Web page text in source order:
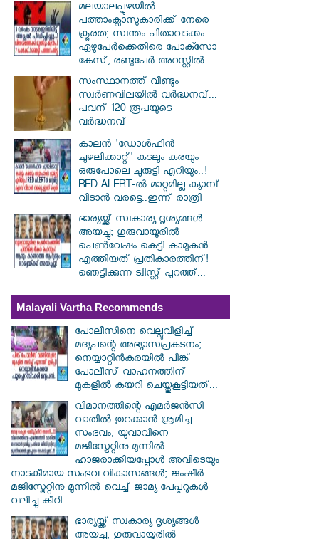
മലയാലപ്പുഴയിൽ
പത്താംക്ലാസുകാരിക്ക് നേരെ
ക്രൂരത; സ്വന്തം പിതാവടക്കം
ഏഴുപേർക്കെതിരെ പോക്സോ
കേസ്, രണ്ടുപേർ അറസ്റ്റിൽ...
സംസ്ഥാനത്ത് വീണ്ടും
സ്വർണവിലയിൽ വർദ്ധനവ്...
പവന് 120 രൂപയുടെ
വർദ്ധനവ്
കാലൻ 'ഡോൾഫിൻ
ചുഴലിക്കാറ്റ്' കടലും കരയും
ഒരുപോലെ ചുരുട്ടി എറിയും..!
RED ALERT-ൽ മാറ്റമില്ല ക്യാമ്പ്
വിടാൻ വരട്ടെ..ഇന്ന് രാത്രി
ഭാര്യയ്ക്ക് സ്വകാര്യ ദൃശ്യങ്ങൾ
അയച്ചു; ഗുരുവായൂരിൽ
പെൺവേഷം കെട്ടി കാമുകൻ
എത്തിയത് പ്രതികാരത്തിന്!
ഞെട്ടിക്കുന്ന ട്വിസ്റ്റ് പുറത്ത്...
Malayali Vartha Recommends
പോലീസിനെ വെല്ലുവിളിച്ച്
മദ്യപന്റെ അഭ്യാസപ്രകടനം;
നെയ്യാറ്റിൻകരയിൽ പിങ്ക്
പോലീസ് വാഹനത്തിന്
മുകളിൽ കയറി ചെയ്തുകൂട്ടിയത്...
വിമാനത്തിന്റെ എമർജൻസി
വാതിൽ തുറക്കാൻ ശ്രമിച്ച
സംഭവം; യുവാവിനെ
മജിസ്ട്രേറ്റിനു മുന്നിൽ
ഹാജരാക്കിയപ്പോൾ അവിടെയും
നാടകീമായ സംഭവ വികാസങ്ങൾ; ജംഷീർ
മജിസ്ട്രേറ്റിനു മുന്നിൽ വെച്ച് ജാമ്യ പേപ്പറുകൾ
വലിച്ചു കീറി
ഭാര്യയ്ക്ക് സ്വകാര്യ ദൃശ്യങ്ങൾ